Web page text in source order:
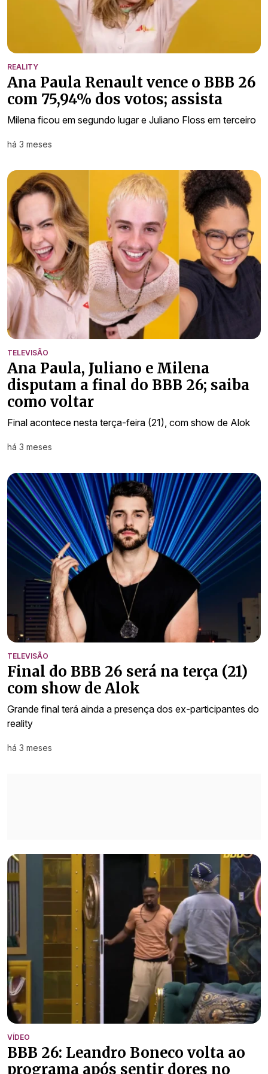
REALITY
Ana Paula Renault vence o BBB 26
com 75,94% dos votos; assista
Milena ficou em segundo lugar e Juliano Floss em terceiro
há 3 meses
TELEVISÃO
Ana Paula, Juliano e Milena
disputam a final do BBB 26; saiba
como voltar
Final acontece nesta terça-feira (21), com show de Alok
há 3 meses
TELEVISÃO
Final do BBB 26 será na terça (21)
com show de Alok
Grande final terá ainda a presença dos ex-participantes do
reality
há 3 meses
VÍDEO
BBB 26: Leandro Boneco volta ao
programa após sentir dores no